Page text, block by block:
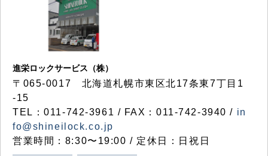
進栄ロックサービス（株）
〒065-0017 北海道札幌市東区北17条東7丁目1
-15
TEL：011-742-3961 / FAX：011-742-3940 / in
fo@shineilock.co.jp
営業時間：8:30〜19:00 / 定休日：日祝日